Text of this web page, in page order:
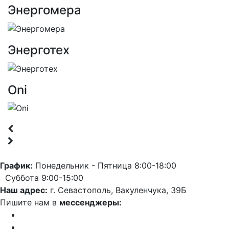
Энергомера
Энерготех
Oni
График: Понедельник - Пятница 8:00-18:00
Суббота 9:00-15:00
Наш адрес: г. Севастополь, Вакуленчука, 39Б
Пишите нам в мессенджеры: